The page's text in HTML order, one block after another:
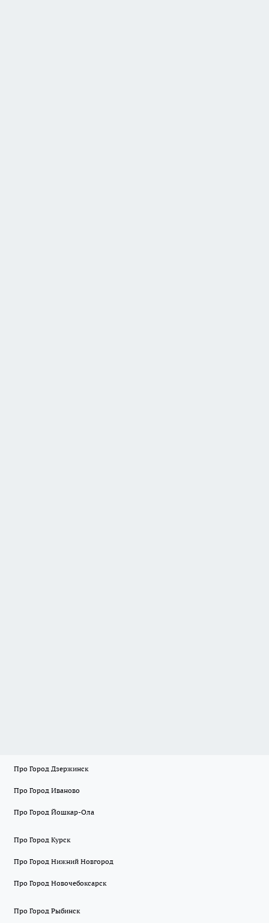
Про Город Дзержинск
Про Город Иваново
Про Город Йошкар-Ола
Про Город Курск
Про Город Нижний Новгород
Про Город Новочебоксарск
Про Город Рыбинск